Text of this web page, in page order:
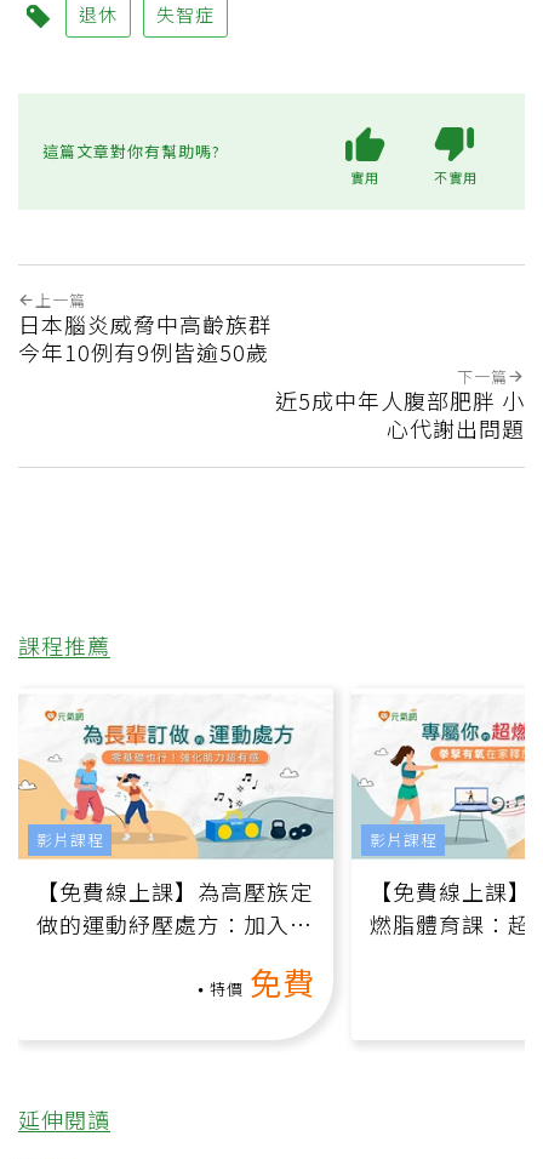
退休 失智症
這篇文章對你有幫助嗎?
實用 不實用
上一篇
日本腦炎威脅中高齡族群
今年10例有9例皆逾50歲
下一篇
近5成中年人腹部肥胖 小
心代謝出問題
課程推薦
【免費線上課】為高壓族定
做的運動紓壓處方：加入行
特價 免費
影片課程
【免費線上課
燃脂體育課：超
影片課程
延伸閱讀